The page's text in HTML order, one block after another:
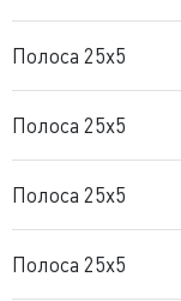
Полоса 25x5
Полоса 25x5
Полоса 25x5
Полоса 25x5